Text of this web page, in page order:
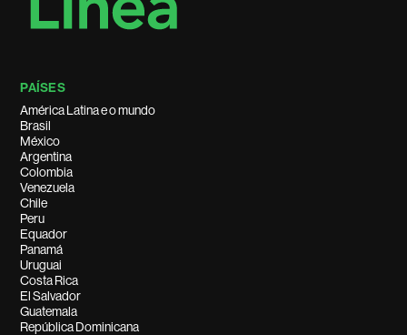
PAÍSES
América Latina e o mundo
Brasil
México
Argentina
Colombia
Venezuela
Chile
Peru
Equador
Panamá
Uruguai
Costa Rica
El Salvador
Guatemala
República Dominicana